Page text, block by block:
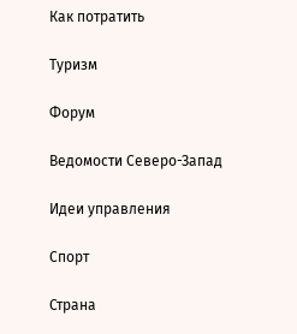
Как потратить
Туризм
Форум
Ведомости Северо-Запад
Идеи управления
Спорт
Страна